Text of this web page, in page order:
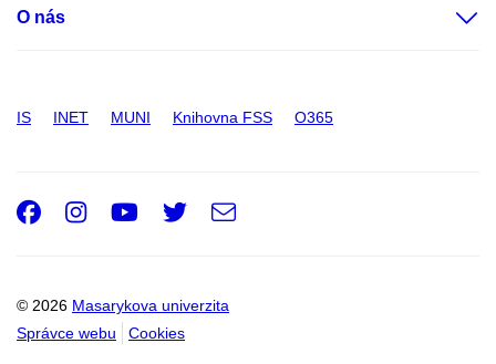
O nás
IS INET MUNI Knihovna FSS O365
© 2026 Masarykova univerzita
Správce webu
Cookies
Facebook
Instagram
Youtube
Twitter
e-